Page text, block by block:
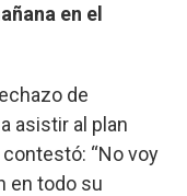
en el
de
a asistir al plan
“No voy
en todo su